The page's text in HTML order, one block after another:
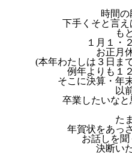
時間
下手くそと言
も
１月１・
お正月
(本年わたしは３日ま
例年よりも１
そこに決算・年
以
卒業したいな
た
年賀状をあっ
お話しを聞
決断い